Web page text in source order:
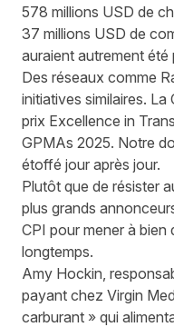
578 millions USD de
37 millions USD de
auraient autrement été
Des réseaux comme
initiatives similaires.
prix Excellence in
GPMAs 2025. Notre
étoffé jour après jour.
Plutôt que de résister
plus grands
CPI pour mener à
longtemps.
Amy Hockin,
payant chez Virgin
carburant » qui